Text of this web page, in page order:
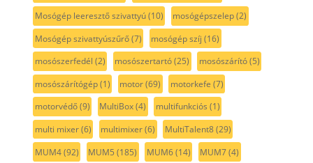
Mosógép leeresztő szivattyú(10) mosógépszelep(2)
Mosógép szivattyúszűrő(7) mosógép szíj (16)
mosószerfedél (2) mosószertartó(25) mosószárító(5)
mosószárítógép(1) motor(69) motorkefe (7)
motorvédő(9) MultiBox(4) multifunkciós (1)
multi mixer(6) multimixer(6) MultiTalent8(29)
MUM4(92) MUM5 (185) MUM6(14) MUM7(4)